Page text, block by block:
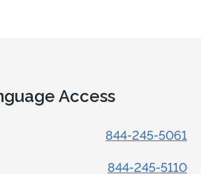
Access
844-245-5061
844-245-5110